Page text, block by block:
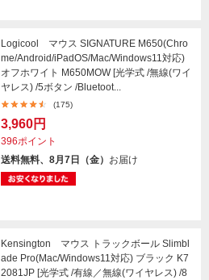
Logicool マウス SIGNATURE M650(Chro
me/Android/iPadOS/Mac/Windows11対応)
オフホワイト M650MOW [光学式 /無線(ワイ
ヤレス) /5ボタン /Bluetoot...
(175)
3,960円
396ポイント
送料無料、8月7日（金） お届け
Kensington マウス トラックボール Slimbl
ade Pro(Mac/Windows11対応) ブラック K7
2081JP [光学式 /有線／無線(ワイヤレス) /8